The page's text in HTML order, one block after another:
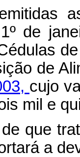
de
de
cujo
mil e
de que
a